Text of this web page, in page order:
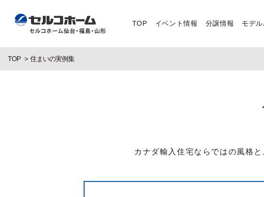
TOP イベント情報 分譲情報 モデ
TOP 住まいの実例集
カナダ輸入住宅ならではの風格